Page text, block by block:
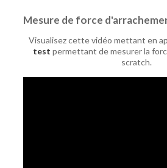
Mesure de force
Visualisez cette vidéo mettant en
test permettant de mesurer la
scratch.